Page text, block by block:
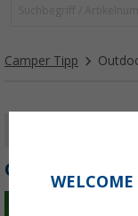
Camper Tipp
OUTDOOR &